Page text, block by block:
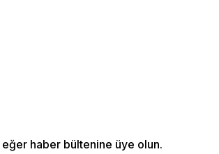
haber bültenine üye olun.